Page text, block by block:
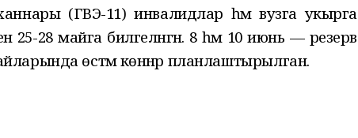
(ГВЭ-11) инвалидлар һәм вузга укырга
28 майга билгеләнгән. 8 һәм 10 июнь — резерв
өстәмә көннәр планлаштырылган.